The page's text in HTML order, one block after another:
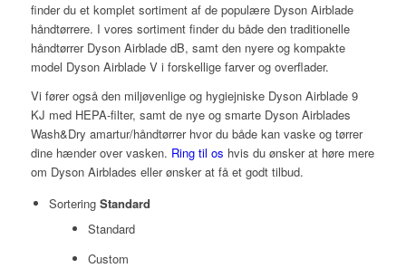
finder du et komplet sortiment af de populære Dyson Airblade
håndtørrere. I vores sortiment finder du både den traditionelle
håndtørrer Dyson Airblade dB, samt den nyere og kompakte
model Dyson Airblade V i forskellige farver og overflader.
Vi fører også den miljøvenlige og hygiejniske Dyson Airblade 9
KJ med HEPA-filter, samt de nye og smarte Dyson Airblades
Wash&Dry amartur/håndtørrer hvor du både kan vaske og tørrer
dine hænder over vasken. Ring til os hvis du ønsker at høre mere
om Dyson Airblades eller ønsker at få et godt tilbud.
Sortering Standard
Standard
Custom